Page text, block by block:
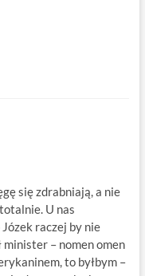
się zdrabniają, a nie
U nas
raczej by nie
minister – nomen omen
to byłbym –